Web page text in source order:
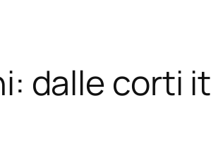
dalle corti